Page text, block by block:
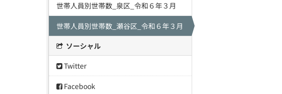
世帯人員別世帯数_泉区_令和６年３月
世帯人員別世帯数_瀬谷区_令和６年３月
ソーシャル
Twitter
Facebook